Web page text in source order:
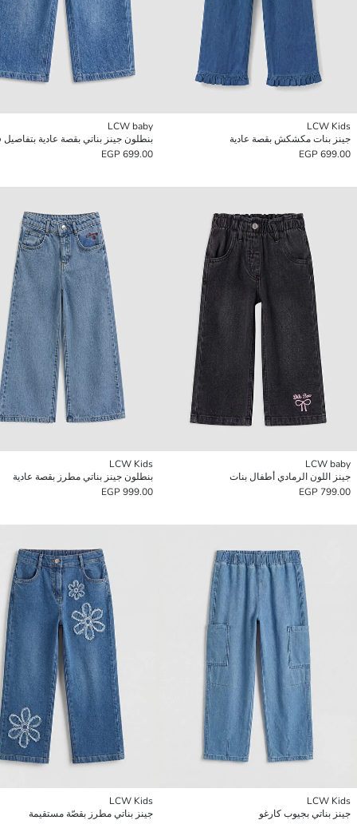
LCW Kids
جينز بنات مكشكش بقصة عادية
699.00 EGP
LCW baby
بنطلون جينز بناتي بقصة عادية بتفاصيل
699.00 EGP
LCW baby
جينز اللون الرمادي أطفال بنات
799.00 EGP
LCW Kids
بنطلون جينز بناتي مطرز بقصة عادية
999.00 EGP
LCW Kids
جينز بناتي بجيوب كارغو
LCW Kids
جينز بناتي مطرز بقصّة مستقيمة